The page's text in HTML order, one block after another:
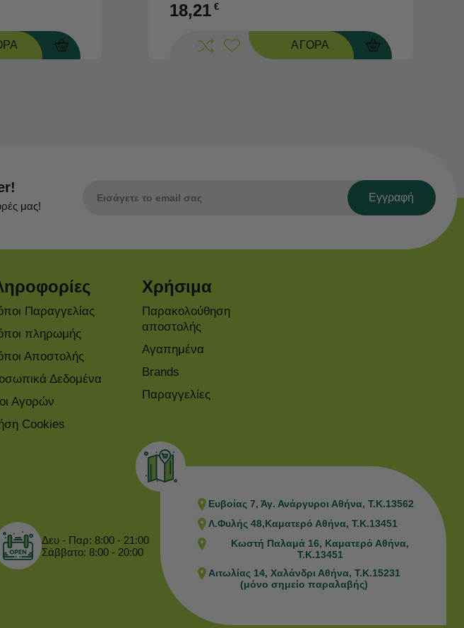
18,21 €
ΑΓΟΡΑ
μας!
Εγγραφή
Παραγγελίας
πληρωμής
Αποστολής
Δεδομένα
Αγορών
Cookies
Χρήσιμα
Παρακολούθηση
αποστολής
Αγαπημένα
Brands
Παραγγελίες
Δευ - Παρ: 8:00 - 21:00
Σάββατο: 8:00 - 20:00
Ευβοίας 7, Άγ. Ανάργυροι Αθήνα, Τ.Κ.13562
Λ.Φυλής 48,Καματερό Αθήνα, Τ.Κ.13451
Κωστή Παλαμά 16, Καματερό Αθήνα,
Τ.Κ.13451
Αιτωλίας 14, Χαλάνδρι Αθήνα, Τ.Κ.15231
(μόνο σημείο παραλαβής)